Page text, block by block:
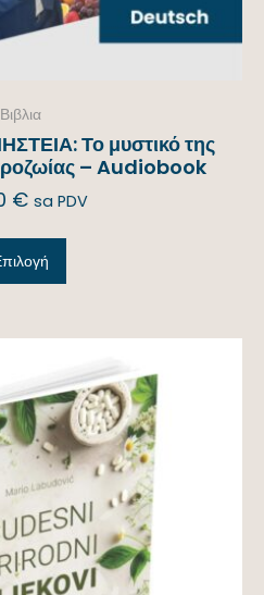
Βιβλια
Το μυστικό της
– Audiobook
€ sa PDV